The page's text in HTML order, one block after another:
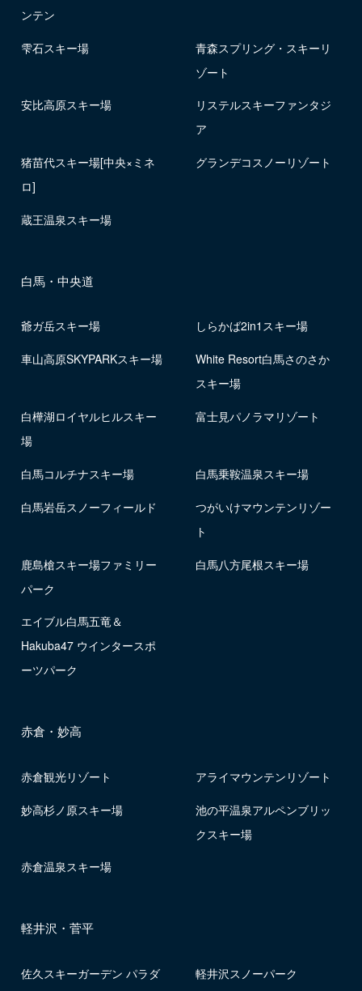
ンテン
雫石スキー場
青森スプリング・スキーリ
ゾート
安比高原スキー場
リステルスキーファンタジ
ア
猪苗代スキー場[中央×ミネ
ロ]
グランデコスノーリゾート
蔵王温泉スキー場
白馬・中央道
爺ガ岳スキー場 しらかば2in1スキー場
車山高原SKYPARKスキー場
White Resort白馬さのさか
スキー場
白樺湖ロイヤルヒルスキー
場
富士見パノラマリゾート
白馬コルチナスキー場 白馬乗鞍温泉スキー場
白馬岩岳スノーフィールド
つがいけマウンテンリゾー
ト
鹿島槍スキー場ファミリー
パーク
白馬八方尾根スキー場
エイブル白馬五竜＆
Hakuba47 ウインタースポ
ーツパーク
赤倉・妙高
赤倉観光リゾート アライマウンテンリゾート
妙高杉ノ原スキー場
池の平温泉アルペンブリッ
クスキー場
赤倉温泉スキー場
軽井沢・菅平
佐久スキーガーデン パラダ 軽井沢スノーパーク